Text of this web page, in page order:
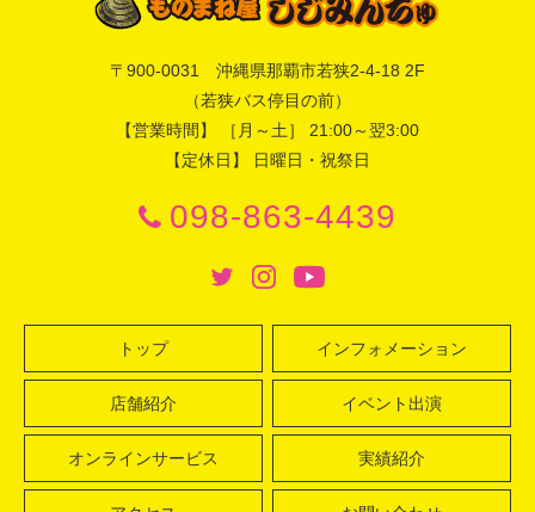
〒 900-0031 沖縄県那覇市若狭2-4-18 2F
（若狭バス停目の前）
【営業時間】 ［月～土］ 21:00～翌3:00
【定休日】 日曜日・祝祭日
098-863-4439
トップ インフォメーション
店舗紹介 イベント出演
オンラインサービス 実績紹介